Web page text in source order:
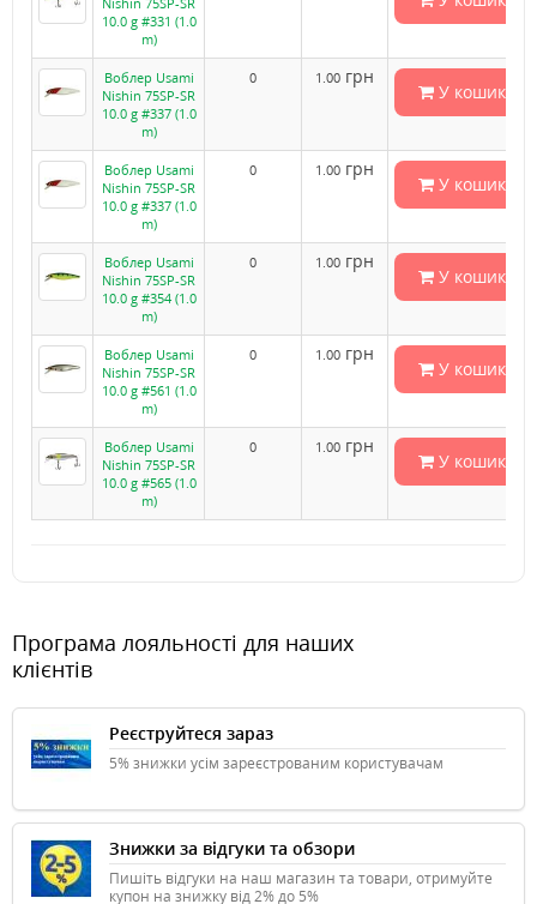
10.0 g #331 (1.0
m)
Воблер Usami
Nishin 75SP-SR
10.0 g #337 (1.0
m)
0 1.00 грн
У кошик
Воблер Usami
Nishin 75SP-SR
10.0 g #337 (1.0
m)
0 1.00 грн
У кошик
Воблер Usami
Nishin 75SP-SR
10.0 g #354 (1.0
m)
0 1.00 грн
У кошик
Воблер Usami
Nishin 75SP-SR
10.0 g #561 (1.0
m)
0 1.00 грн
У кошик
Воблер Usami
Nishin 75SP-SR
10.0 g #565 (1.0
m)
0 1.00 грн
У кошик
Програма лояльності для наших
клієнтів
Реєструйтеся зараз
5% знижки усім зареєстрованим користувачам
Знижки за відгуки та обзори
Пишіть відгуки на наш магазин та товари, отримуйте
купон на знижку від 2% до 5%